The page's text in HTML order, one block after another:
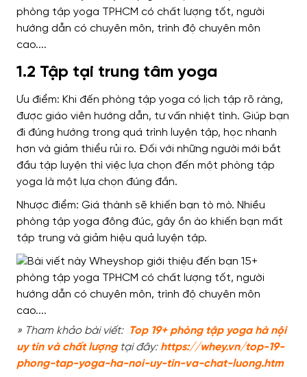
1.2 Tập tại trung tâm yoga
Ưu điểm: Khi đến phòng tập yoga có lịch tập rõ ràng,
được giáo viên hướng dẫn, tư vấn nhiệt tình. Giúp bạn
đi đúng hướng trong quá trình luyện tập, học nhanh
hơn và giảm thiểu rủi ro. Đối với những người mới bắt
đầu tập luyện thì việc lựa chọn đến một phòng tập
yoga là một lựa chọn đúng đắn.
Nhược điểm: Giá thành sẽ khiến bạn tò mò. Nhiều
phòng tập yoga đông đúc, gây ồn ào khiến bạn mất
tập trung và giảm hiệu quả luyện tập.
» Tham khảo bài viết: Top 19+ phòng tập yoga hà nội
uy tín và chất lượngtại đây: https://whey.vn/top-19-
phong-tap-yoga-ha-noi-uy-tin-va-chat-luong.htm